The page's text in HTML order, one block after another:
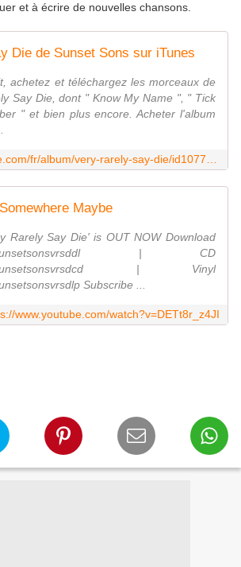
et à écrire de nouvelles chansons.
Die de Sunset Sons sur iTunes
achetez et téléchargez les morceaux de
Say Die, dont " Know My Name ", " Tick
" et bien plus encore. Acheter l'album
Maybe
Rarely Say Die' is OUT NOW Download
sunsetsonsvrsddl | CD
sunsetsonsvrsdcd | Vinyl
Subscribe ...
www.youtube.com/watch?v=DETt8r_z4JI